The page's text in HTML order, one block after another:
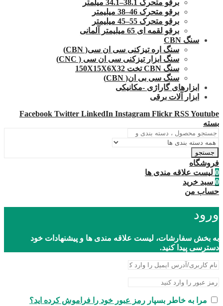
برقو متحرک 38.1–34.1 میلمتر
برقو متحرک 46–38 میلیمتر
برقو متحرک 55–45 میلیمتر
برقو لقمه ای 65 میلیمتر آلمانی
سنگ CBN
سنگ اره تیزکنی سی ان سی( CBN)
سنگ ابزار تیزکنی سی ان سی ( CNC)
سنگ CBN تخت 150X15X6X32
سنگ سی بی ان( CBN)
ابزارهای گاراژی -مکانیکی
ابزار آلات برقی
Facebook Twitter LinkedIn Instagram Flickr RSSYoutube
بسته
جستجو
فروشگاه
0 لیست علاقه مندی ها
0 سبد خرید
حساب من
ورود
به بخش سفارشات، لیست علاقه مندی ها و پیشنهادات خود
دسترسی پیدا کنید.
مرا به خاطر بسپار رمز عبور خود را فراموش کرده اید؟